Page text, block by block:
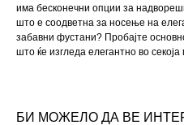
има бесконечни опции за
што е соодветна за носење на
забавни фустани? Пробајте
што ќе изгледа елегантно во секоја
БИ МОЖЕЛО ДА ВЕ